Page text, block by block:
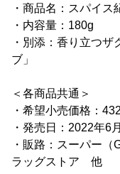
・商品名：スパイ
・内容量：180g
・別添：香り立つ
ブ」
＜各商品共通＞
・希望小売価格：
・発売日：2022年6
・販路：スーパー
ラッグストア 他